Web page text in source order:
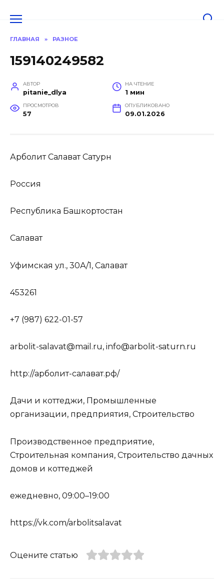
ГЛАВНАЯ » РАЗНОЕ
159140249582
АВТОР
pitanie_dlya
НА ЧТЕНИЕ
1 мин
ПРОСМОТРОВ
57
ОПУБЛИКОВАНО
09.01.2026
Арболит Салават Сатурн
Россия
Республика Башкортостан
Салават
Уфимская ул., 30А/1, Салават
453261
+7 (987) 622-01-57
arbolit-salavat@mail.ru, info@arbolit-saturn.ru
http://арболит-салават.рф/
Дачи и коттеджи, Промышленные
организации, предприятия, Строительство
Производственное предприятие,
Строительная компания, Строительство дачных
домов и коттеджей
ежедневно, 09:00–19:00
https://vk.com/arbolitsalavat
Оцените статью